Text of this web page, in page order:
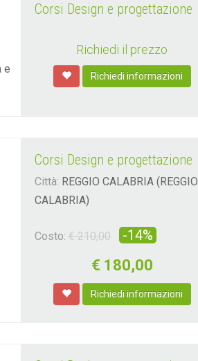
e
Corsi Design e progettazione
Richiedi il prezzo
Richiedi informazioni
Corsi Design e progettazione
Città: REGGIO CALABRIA (REGGIO
CALABRIA)
Costo: € 210,00 -14%
€ 180,00
Richiedi informazioni